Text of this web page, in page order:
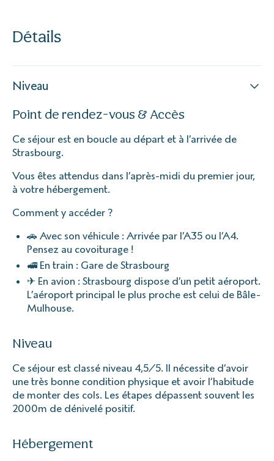
Détails
Niveau
Point de rendez-vous & Accès
Ce séjour est en boucle au départ et à l’arrivée de
Strasbourg.
Vous êtes attendus dans l’après-midi du premier jour,
à votre hébergement.
Comment y accéder ?
🚗 Avec son véhicule : Arrivée par l’A35 ou l’A4.
Pensez au covoiturage !
🚅 En train : Gare de Strasbourg
✈ En avion : Strasbourg dispose d’un petit aéroport.
L’aéroport principal le plus proche est celui de Bâle-
Mulhouse.
Niveau
Ce séjour est classé niveau 4,5/5. Il nécessite d’avoir
une très bonne condition physique et avoir l’habitude
de monter des cols. Les étapes dépassent souvent les
2000m de dénivelé positif.
Hébergement